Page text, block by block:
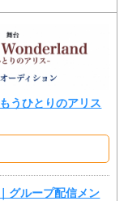
うひとりのアリス
グループ配信メン